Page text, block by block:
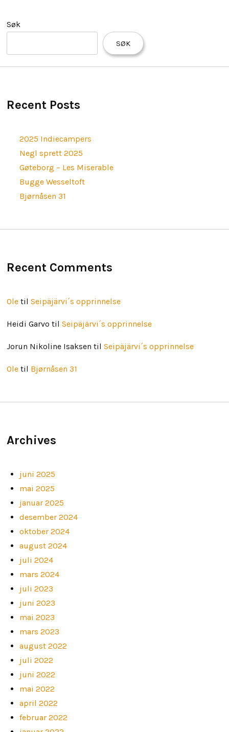
Søk
SØK
Recent Posts
2025 Indiecampers
Negl sprett 2025
Gøteborg – Les Miserable
Bugge Wesseltoft
Bjørnåsen 31
Recent Comments
Oletil Seipäjärvi´s opprinnelse
Heidi Garvo til Seipäjärvi´s opprinnelse
Jorun Nikoline Isaksen til Seipäjärvi´s opprinnelse
Oletil Bjørnåsen 31
Archives
juni 2025
mai 2025
januar 2025
desember 2024
oktober 2024
august 2024
juli 2024
mars 2024
juli 2023
juni 2023
mai 2023
mars 2023
august 2022
juli 2022
juni 2022
mai 2022
april 2022
februar 2022